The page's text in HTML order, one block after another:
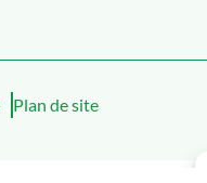
Plan de site